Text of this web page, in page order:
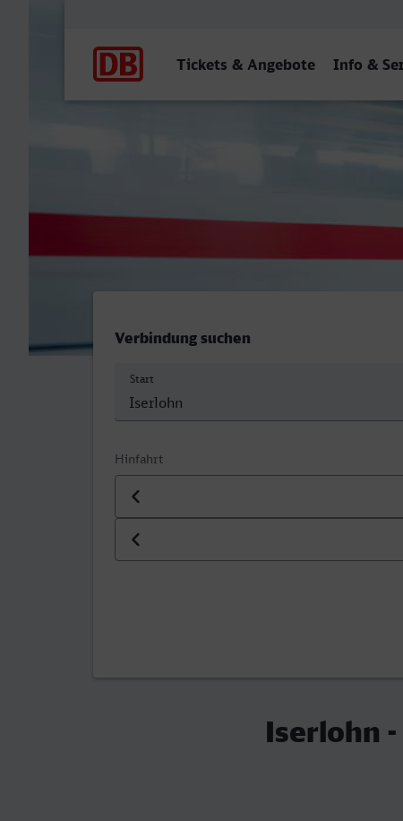
Tickets & Angebote Info &
Verbindung suchen
Start
Hinfahrt
Datum der Hinfahrt
Uhrzeit der Hinfahrt
Iserlohn